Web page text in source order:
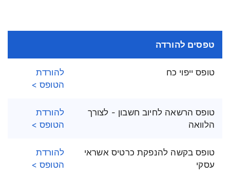
טפסים להורדה
טופס ייפוי כח
להורדת
הטופס >
טופס הרשאה לחיוב חשבון - לצורך
הלוואה
להורדת
הטופס >
טופס בקשה להנפקת כרטיס אשראי
עסקי
להורדת
הטופס >